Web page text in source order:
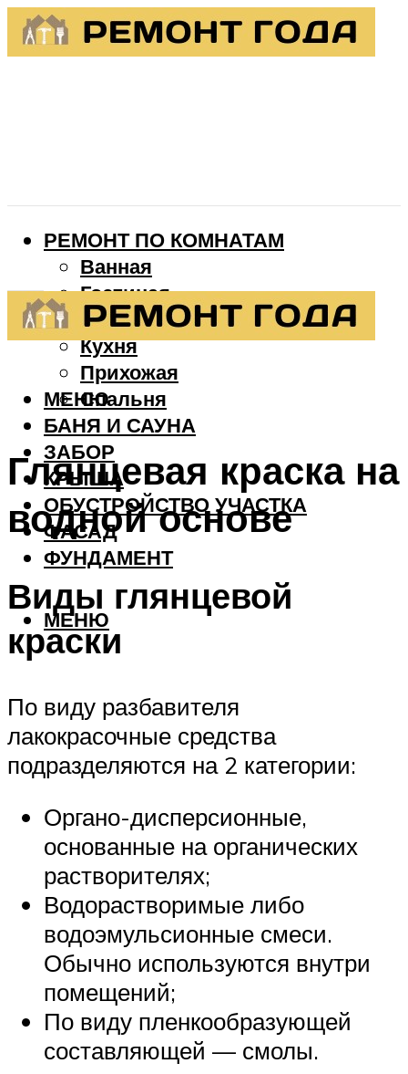
РЕМОНТ ПО КОМНАТАМ
Ванная
Гостиная
Детская
Кухня
Прихожая
Спальня
БАНЯ И САУНА
ЗАБОР
КРЫША
ОБУСТРОЙСТВО УЧАСТКА
ФАСАД
ФУНДАМЕНТ
МЕНЮ
МЕНЮ
Глянцевая краска на
водной основе
Виды глянцевой
краски
По виду разбавителя
лакокрасочные средства
подразделяются на 2 категории:
Органо-дисперсионные,
основанные на органических
растворителях;
Водорастворимые либо
водоэмульсионные смеси.
Обычно используются внутри
помещений;
По виду пленкообразующей
составляющей — смолы.